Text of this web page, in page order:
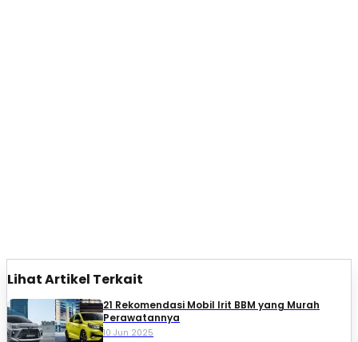
Lihat Artikel Terkait
21 Rekomendasi Mobil Irit BBM yang Murah
Perawatannya
10 Jun 2025